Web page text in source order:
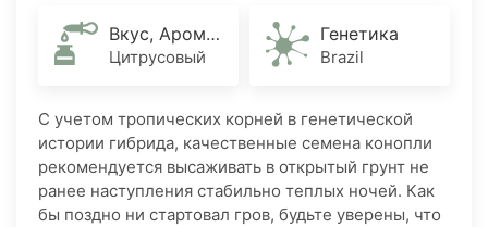
Вкус, Аромат
Цитрусовый
Генетика
Brazil
С учетом тропических корней в генетической
истории гибрида, качественные семена конопли
рекомендуется высаживать в открытый грунт не
ранее наступления стабильно теплых ночей. Как
бы поздно ни стартовал гров, будьте уверены, что